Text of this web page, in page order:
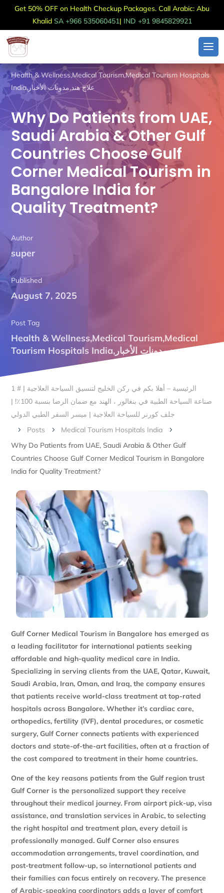
Get 50% OFF on Health Checkup Packages. Call Arabic: Abu
Khalid SA +966 535060451| IND +91 9845829921
Health & Wellness,Medical Tourism,Medical Tourism Hospitals
India, علاج هند,مدونات الأخبار
Why Do Patients from UAE,
Saudi Arabia & Other Gulf
Countries Choose Gulf
Corner Medical Tourism in
Bangalore India for
Quality Treatment?
Author
super
Published
August 7, 2025
Post Tag
Health & Wellness,Medical Tourism,Medical
Tourism Hospitals India, علاج هند,مدونات الأخبار
الرئيسية – أهلا بكم في ركن الخليج لتنسيق السياحة العلاجية | # 1
صناعة السياحة الطبية في بنغالور ، الهند مع ضمان الرضا بنسبة 100٪! |
جلف كورنر للسياحة العلاجية | ميسر السفر الطبي الدولي
5 Posts 5 Medical Tourism Hospitals India 5
Why Do Patients from UAE, Saudi Arabia & Other Gulf
Countries Choose Gulf Corner Medical Tourism in Bangalore
India for Quality Treatment?
Gulf Corner Medical Tourism in Bangalore has emerged as
a leading facilitator for international patients seeking
affordable and high-quality medical care in India.
Specializing in serving clients from the UAE, Qatar, Kuwait,
Saudi Arabia, Iran, Oman, and Iraq, the company ensures
that patients receive world-class treatment at top-rated
hospitals across Bangalore. Whether it’s cardiac care,
orthopedics, fertility (IVF), dental procedures, or cosmetic
surgery, Gulf Corner connects patients with experienced
doctors and state-of-the-art facilities, often at a fraction of
the cost compared to treatment in their home countries.
One of the key reasons patients from the Gulf region trust
Gulf Corner is the personalized support they receive
throughout their medical journey. From airport pick-up, visa
assistance, and translation services in Arabic, to selecting
the right hospital and treatment plan, every detail is
professionally managed. Gulf Corner also ensures
accommodation arrangements, travel coordination, and
post-treatment follow-up, so international patients and
their families can focus entirely on recovery. The presence
of Arabic-speaking coordinators adds a layer of comfort